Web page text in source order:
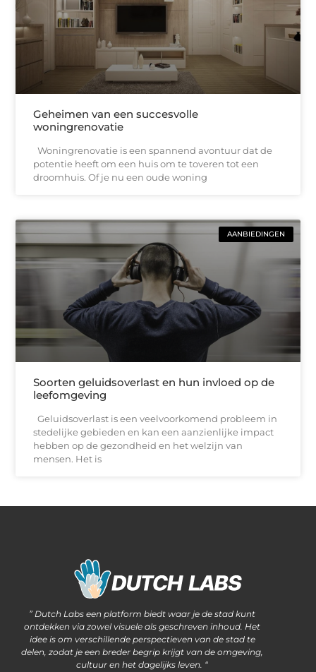
Geheimen van een succesvolle
woningrenovatie
Woningrenovatie is een spannend avontuur dat de
potentie heeft om een huis om te toveren tot een
droomhuis. Of je nu een oude woning
AANBIEDINGEN
Soorten geluidsoverlast en hun invloed op de
leefomgeving
Geluidsoverlast is een veelvoorkomend probleem in
stedelijke gebieden en kan een aanzienlijke impact
hebben op de gezondheid en het welzijn van
mensen. Het is
” Dutch Labs een platform biedt waar je de stad kunt
ontdekken via zowel visuele als geschreven inhoud. Het
idee is om verschillende perspectieven van de stad te
delen, zodat je een breder begrip krijgt van de omgeving,
cultuur en het dagelijks leven. “